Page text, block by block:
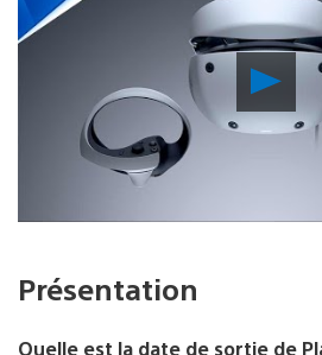
Présentation
Quelle est la date de sortie de